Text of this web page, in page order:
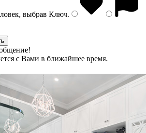
выбрав Ключ.
с Вами в ближайшее время.